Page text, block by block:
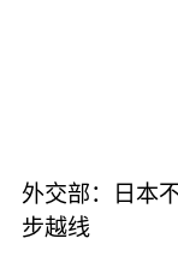
外交部：日本
步越线